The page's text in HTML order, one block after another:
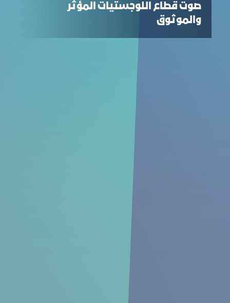
صوت قطاع اللوجستيات المؤثر
والموثوق